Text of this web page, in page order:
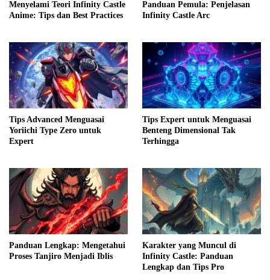
Menyelami Teori Infinity Castle
Anime: Tips dan Best Practices
Panduan Pemula: Penjelasan
Infinity Castle Arc
Tips Advanced Menguasai
Yoriichi Type Zero untuk
Expert
Tips Expert untuk Menguasai
Benteng Dimensional Tak
Terhingga
Panduan Lengkap: Mengetahui
Proses Tanjiro Menjadi Iblis
Karakter yang Muncul di
Infinity Castle: Panduan
Lengkap dan Tips Pro